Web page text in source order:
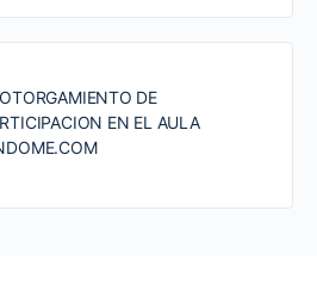
DE
EN EL AULA